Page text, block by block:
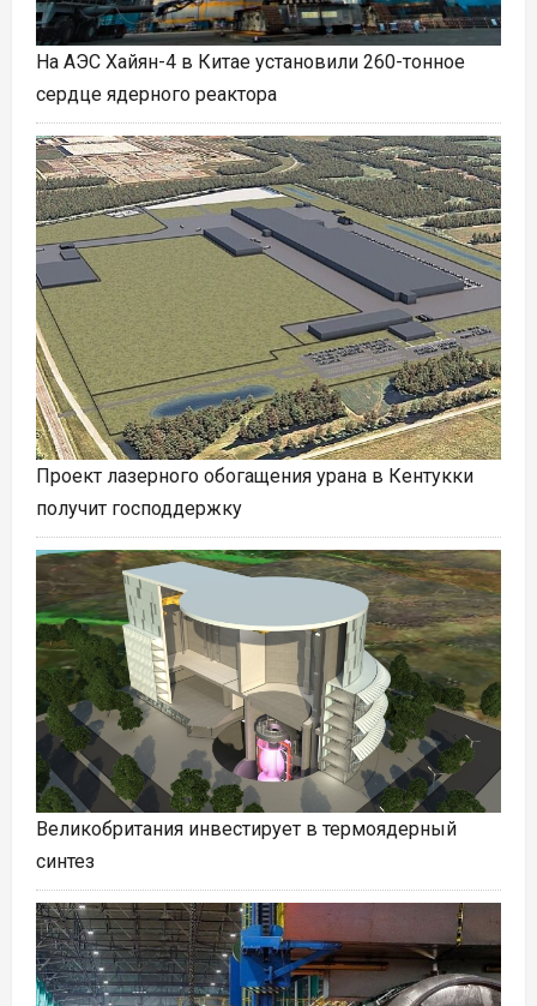
На АЭС Хайян-4 в Китае установили 260-тонное
сердце ядерного реактора
Проект лазерного обогащения урана в Кентукки
получит господдержку
Великобритания инвестирует в термоядерный
синтез